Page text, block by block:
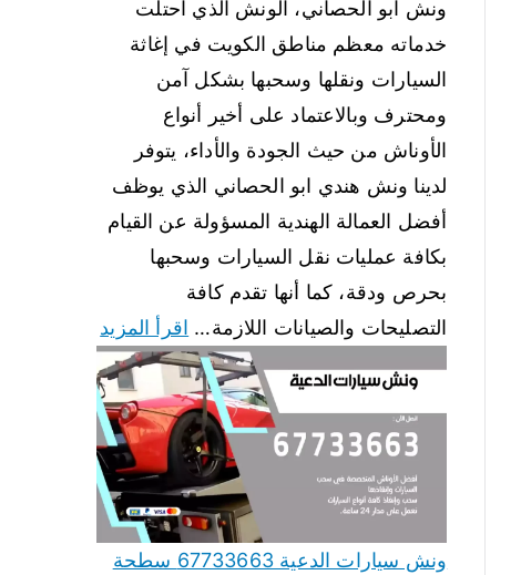
ونش ابو الحصاني، الونش الذي احتلت
خدماته معظم مناطق الكويت في إغاثة
السيارات ونقلها وسحبها بشكل آمن
ومحترف وبالاعتماد على أخير أنواع
الأوناش من حيث الجودة والأداء، يتوفر
لدينا ونش هندي ابو الحصاني الذي يوظف
أفضل العمالة الهندية المسؤولة عن القيام
بكافة عمليات نقل السيارات وسحبها
بحرص ودقة، كما أنها تقدم كافة
التصليحات والصيانات اللازمة… اقرأ المزيد
ونش سيارات الدعية 67733663 سطحة